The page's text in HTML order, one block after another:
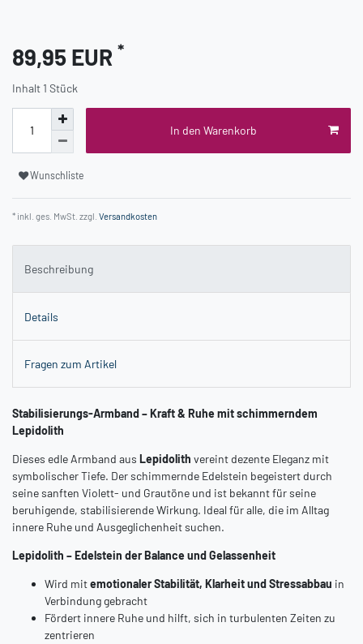
89,95 EUR *
Inhalt 1 Stück
In den Warenkorb
Wunschliste
* inkl. ges. MwSt. zzgl. Versandkosten
Beschreibung
Details
Fragen zum Artikel
Stabilisierungs-Armband – Kraft & Ruhe mit schimmerndem
Lepidolith
Dieses edle Armband aus Lepidolith vereint dezente Eleganz mit
symbolischer Tiefe. Der schimmernde Edelstein begeistert durch
seine sanften Violett- und Grautöne und ist bekannt für seine
beruhigende, stabilisierende Wirkung. Ideal für alle, die im Alltag
innere Ruhe und Ausgeglichenheit suchen.
Lepidolith – Edelstein der Balance und Gelassenheit
Wird mitemotionaler Stabilität, Klarheit und Stressabbau in
Verbindung gebracht
Fördert innere Ruhe und hilft, sich in turbulenten Zeiten zu
zentrieren